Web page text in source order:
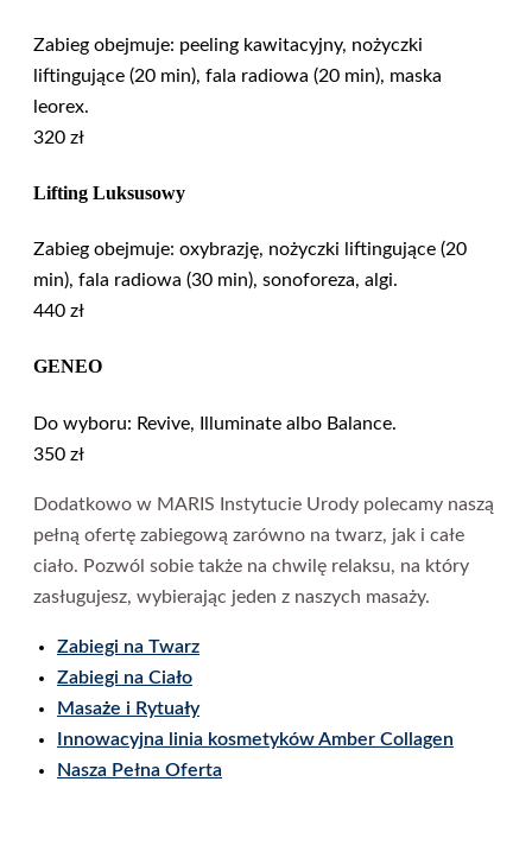
Zabieg obejmuje: peeling kawitacyjny, nożyczki
liftingujące (20 min), fala radiowa (20 min), maska
leorex.
320 zł
Lifting Luksusowy
Zabieg obejmuje: oxybrazję, nożyczki liftingujące (20
min), fala radiowa (30 min), sonoforeza, algi.
440 zł
GENEO
Do wyboru: Revive, Illuminate albo Balance.
350 zł
Dodatkowo w MARIS Instytucie Urody polecamy naszą
pełną ofertę zabiegową zarówno na twarz, jak i całe
ciało. Pozwól sobie także na chwilę relaksu, na który
zasługujesz, wybierając jeden z naszych masaży.
Zabiegi na Twarz
Zabiegi na Ciało
Masaże i Rytuały
Innowacyjna linia kosmetyków Amber Collagen
Nasza Pełna Oferta